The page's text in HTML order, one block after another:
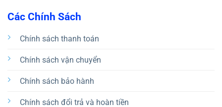
Các Chính Sách
Chính sách thanh toán
Chính sách vận chuyển
Chính sách bảo hành
Chính sách đổi trả và hoàn tiền